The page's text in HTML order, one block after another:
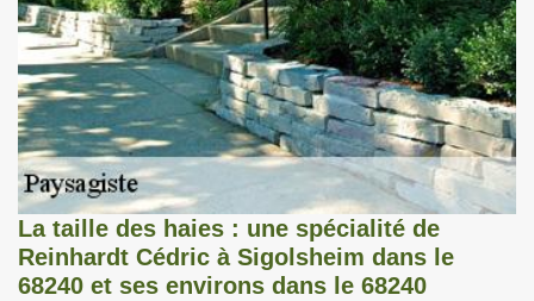
La taille des haies : une spécialité de
Reinhardt Cédric à Sigolsheim dans le
68240 et ses environs dans le 68240